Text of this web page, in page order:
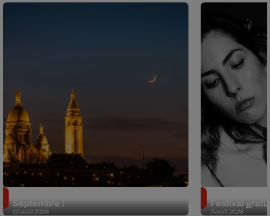
10 août 2026
Septembre !
3 août 2026
Festival